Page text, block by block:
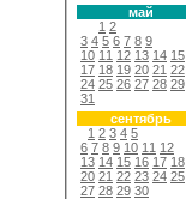
май
1 2
3 4 5 6 7 8 9
10 11 12 13 14 15
17 18 19 20 21 22
24 25 26 27 28 29
31
сентябрь
1 2 3 4 5
6 7 8 9 10 11 12
13 14 15 16 17 18
20 21 22 23 24 25
27 28 29 30